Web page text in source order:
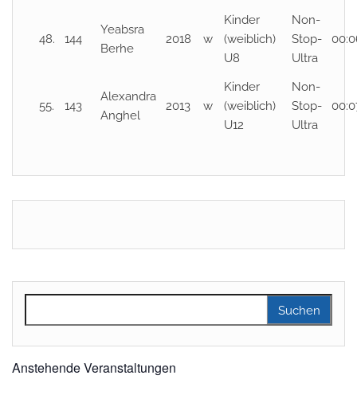
48. 144
Yeabsra
Berhe
2018 w
Kinder
(weiblich)
U8
Non-
Stop-
Ultra
55. 143
Alexandra
Anghel
2013 w
Kinder
(weiblich)
U12
Non-
Stop-
Ultra
Anstehende Veranstaltungen